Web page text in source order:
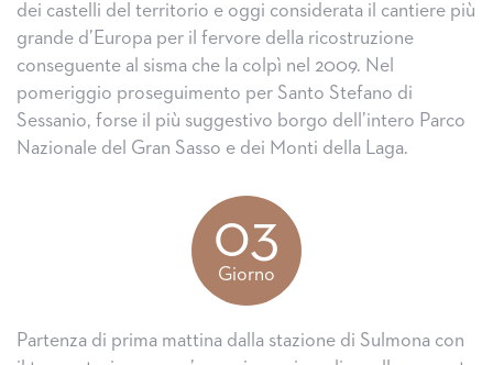
dei castelli del territorio e oggi considerata il cantiere più
grande d’Europa per il fervore della ricostruzione
conseguente al sisma che la colpì nel 2009. Nel
pomeriggio proseguimento per Santo Stefano di
Sessanio, forse il più suggestivo borgo dell’intero Parco
Nazionale del Gran Sasso e dei Monti della Laga.
03
Giorno
Partenza di prima mattina dalla stazione di Sulmona con